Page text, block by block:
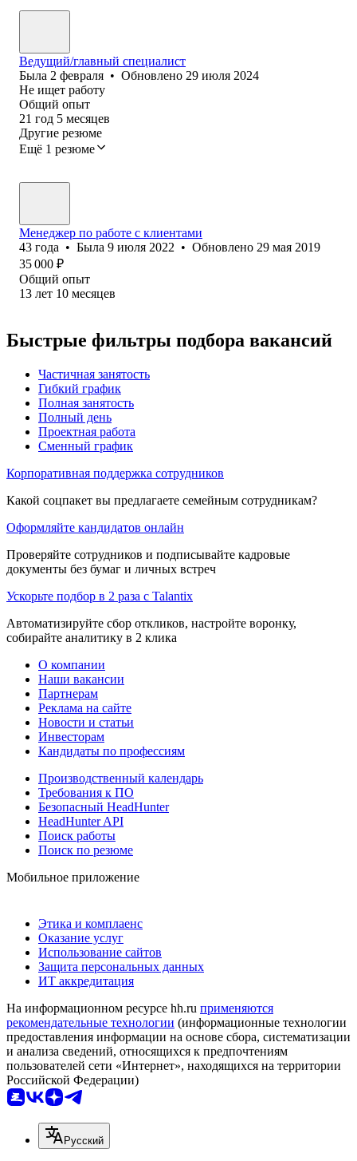
Ведущий/главный специалист
Была 2 февраля • Обновлено 29 июля 2024
Не ищет работу
Общий опыт
21 год 5 месяцев
Другие резюме
Ещё 1 резюме
Менеджер по работе с клиентами
43 года • Была 9 июля 2022 • Обновлено 29 мая 2019
35 000 ₽
Общий опыт
13 лет 10 месяцев
Быстрые фильтры подбора вакансий
Частичная занятость
Гибкий график
Полная занятость
Полный день
Проектная работа
Сменный график
Корпоративная поддержка сотрудников
Какой соцпакет вы предлагаете семейным сотрудникам?
Оформляйте кандидатов онлайн
Проверяйте сотрудников и подписывайте кадровые
документы без бумаг и личных встреч
Ускорьте подбор в 2 раза с Talantix
Автоматизируйте сбор откликов, настройте воронку,
собирайте аналитику в 2 клика
О компании
Наши вакансии
Партнерам
Реклама на сайте
Новости и статьи
Инвесторам
Кандидаты по профессиям
Производственный календарь
Требования к ПО
Безопасный HeadHunter
HeadHunter API
Поиск работы
Поиск по резюме
Мобильное приложение
Этика и комплаенс
Оказание услуг
Использование сайтов
Защита персональных данных
ИТ аккредитация
На информационном ресурсе hh.ru применяются
рекомендательные технологии (информационные технологии
предоставления информации на основе сбора, систематизации
и анализа сведений, относящихся к предпочтениям
пользователей сети «Интернет», находящихся на территории
Российской Федерации)
Русский